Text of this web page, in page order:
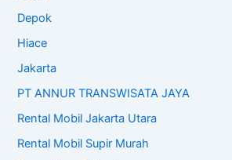
Depok
Hiace
Jakarta
PT ANNUR TRANSWISATA JAYA
Rental Mobil Jakarta Utara
Rental Mobil Supir Murah